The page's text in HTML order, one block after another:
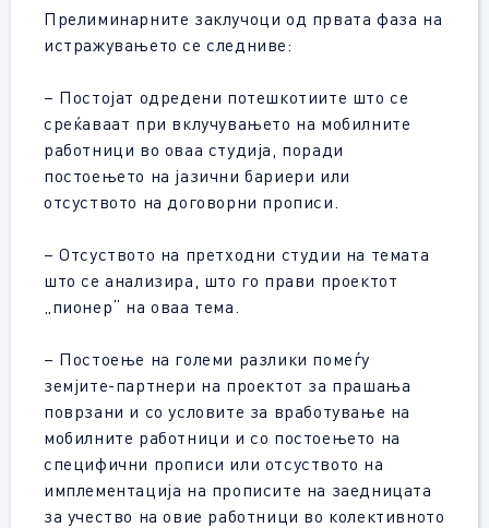
Прелиминарните заклучоци од првата фаза на
истражувањето се следниве:
– Постојат одредени потешкотиите што се
среќаваат при вклучувањето на мобилните
работници во оваа студија, поради
постоењето на јазични бариери или
отсуството на договорни прописи.
– Отсуството на претходни студии на темата
што се анализира, што го прави проектот
„пионер“ на оваа тема.
– Постоење на големи разлики помеѓу
земјите-партнери на проектот за прашања
поврзани и со условите за вработување на
мобилните работници и со постоењето на
специфични прописи или отсуството на
имплементација на прописите на заедницата
за учество на овие работници во колективното